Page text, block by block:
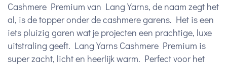
Cashmere Premium van Lang Yarns, de naam zegt het
al, is de topper onder de cashmere garens. Het is een
iets pluizig garen wat je projecten een prachtige, luxe
uitstraling geeft. Lang Yarns Cashmere Premium is
super zacht, licht en heerlijk warm. Perfect voor het